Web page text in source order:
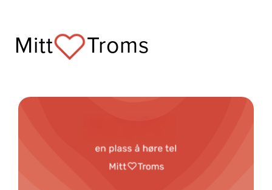
content
Mitt Troms